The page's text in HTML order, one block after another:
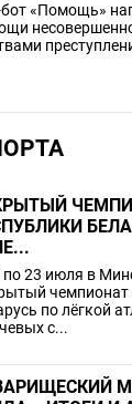
«Помощь»
по 23 июля в
чемпионат
по лёгкой
с...